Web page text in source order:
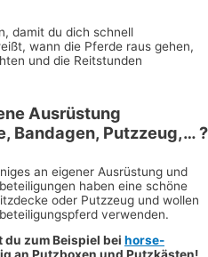
damit du dich schnell
wann die Pferde raus gehen,
und die Reitstunden
Ausrüstung
Bandagen, Putzzeug,… ?
an eigener Ausrüstung und
haben eine schöne
oder Putzzeug und wollen
verwenden.
zum Beispiel bei horse-